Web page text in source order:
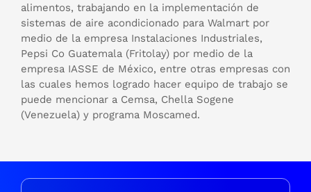
alimentos, trabajando en la implementación de
sistemas de aire acondicionado para Walmart por
medio de la empresa Instalaciones Industriales,
Pepsi Co Guatemala (Fritolay) por medio de la
empresa IASSE de México, entre otras empresas con
las cuales hemos logrado hacer equipo de trabajo se
puede mencionar a Cemsa, Chella Sogene
(Venezuela) y programa Moscamed.